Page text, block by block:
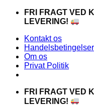
FortsætFRI FRAGT VED
LEVERING!
Kontakt os
Handelsbetingelser
Om os
Privat Politik
FRI FRAGT VED
LEVERING!